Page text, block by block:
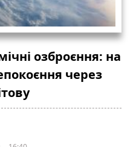
озброєння: на
через